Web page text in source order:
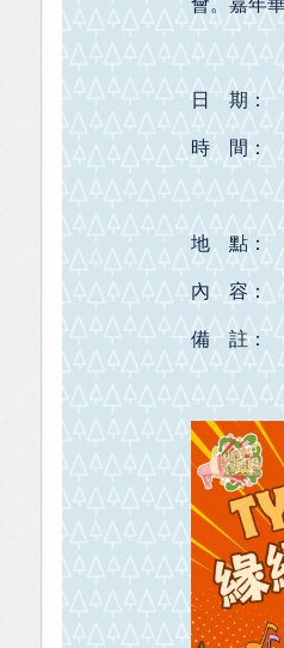
會。嘉年
日 期：
時 間：
地 點：
內 容：
備 註：